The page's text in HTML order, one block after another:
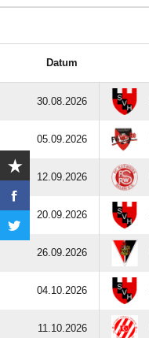
Datum
30.08.2026
05.09.2026
12.09.2026
20.09.2026
26.09.2026
04.10.2026
11.10.2026